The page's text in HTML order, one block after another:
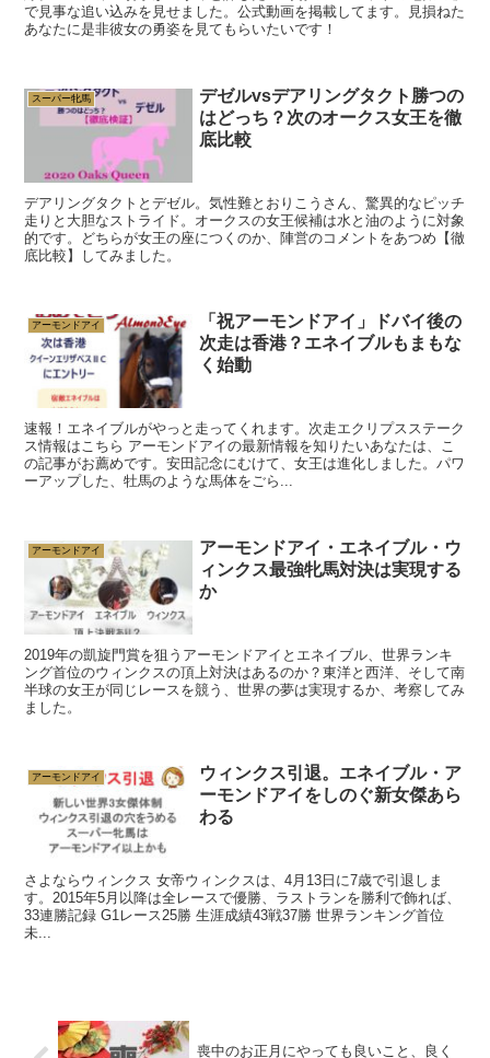
で見事な追い込みを見せました。公式動画を掲載してます。見損ねた
あなたに是非彼女の勇姿を見てもらいたいです！
スーパー牝馬
デゼルvsデアリングタクト勝つの
はどっち？次のオークス女王を徹
底比較
デアリングタクトとデゼル。気性難とおりこうさん、驚異的なピッチ
走りと大胆なストライド。オークスの女王候補は水と油のように対象
的です。どちらが女王の座につくのか、陣営のコメントをあつめ【徹
底比較】してみました。
アーモンドアイ
「祝アーモンドアイ」ドバイ後の
次走は香港？エネイブルもまもな
く始動
速報！エネイブルがやっと走ってくれます。次走エクリプスステーク
ス情報はこちら アーモンドアイの最新情報を知りたいあなたは、こ
の記事がお薦めです。安田記念にむけて、女王は進化しました。パワ
ーアップした、牡馬のような馬体をごら...
アーモンドアイ
アーモンドアイ・エネイブル・ウ
ィンクス最強牝馬対決は実現する
か
2019年の凱旋門賞を狙うアーモンドアイとエネイブル、世界ランキ
ング首位のウィンクスの頂上対決はあるのか？東洋と西洋、そして南
半球の女王が同じレースを競う、世界の夢は実現するか、考察してみ
ました。
アーモンドアイ
ウィンクス引退。エネイブル・ア
ーモンドアイをしのぐ新女傑あら
わる
さよならウィンクス 女帝ウィンクスは、4月13日に7歳で引退しま
す。2015年5月以降は全レースで優勝、ラストランを勝利で飾れば、
33連勝記録 G1レース25勝 生涯成績43戦37勝 世界ランキング首位
未...
喪中のお正月にやっても良いこと、良く